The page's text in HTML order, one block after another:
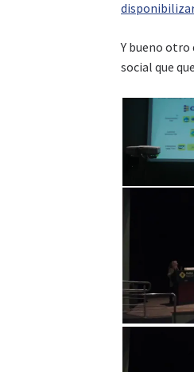
Y bueno otro
social que